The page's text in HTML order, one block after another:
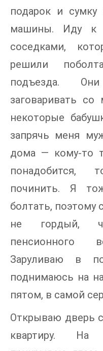
подарок и
машины. Иду к
соседками,
решили
подъезда.
заговаривать
некоторые
запрячь меня
дома — кому-то
понадобится,
починить. Я
болтать, поэтому
не гордый,
пенсионного
Заруливаю в
поднимаюсь на
пятом, в самой
Открываю дверь
квартиру. На